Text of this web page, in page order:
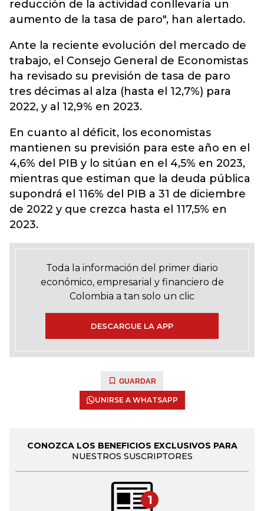
reducción de la actividad conllevaría un
aumento de la tasa de paro", han alertado.
Ante la reciente evolución del mercado de
trabajo, el Consejo General de Economistas
ha revisado su previsión de tasa de paro
tres décimas al alza (hasta el 12,7%) para
2022, y al 12,9% en 2023.
En cuanto al déficit, los economistas
mantienen su previsión para este año en el
4,6% del PIB y lo sitúan en el 4,5% en 2023,
mientras que estiman que la deuda pública
supondrá el 116% del PIB a 31 de diciembre
de 2022 y que crezca hasta el 117,5% en
2023.
Toda la información del primer diario
económico, empresarial y financiero de
Colombia a tan solo un clic
DESCARGUE LA APP
GUARDAR
UNIRSE A WHATSAPP
CONOZCA LOS BENEFICIOS EXCLUSIVOS PARA
NUESTROS SUSCRIPTORES
1